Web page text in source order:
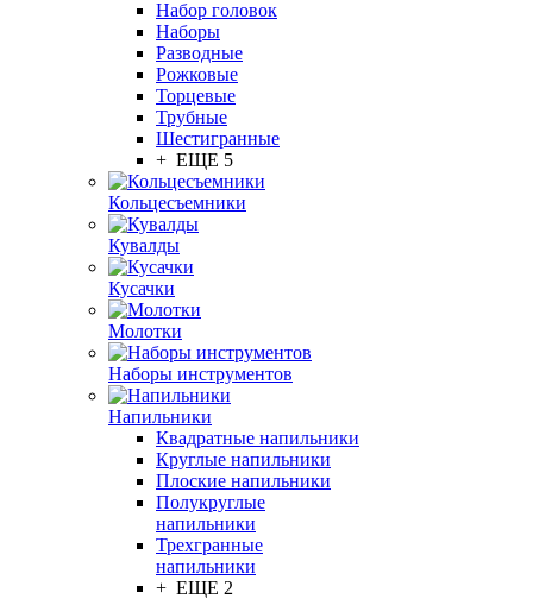
Набор головок
Наборы
Разводные
Рожковые
Торцевые
Трубные
Шестигранные
+ ЕЩЕ 5
Кольцесъемники
Кувалды
Кусачки
Молотки
Наборы инструментов
Напильники
Квадратные напильники
Круглые напильники
Плоские напильники
Полукруглые
напильники
Трехгранные
напильники
+ ЕЩЕ 2